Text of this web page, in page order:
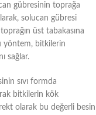
gübresinin toprağa
solucan gübresi
üst tabakasına
yöntem, bitkilerin
sağlar.
sıvı formda
bitkilerin kök
olarak bu değerli besin